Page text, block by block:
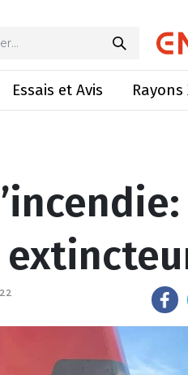
Essais et Avis Rayons
d’incendie: faire du